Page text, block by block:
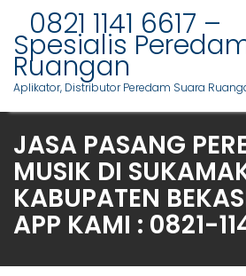
o
t
0821 1141 6617 –
Spesialis
Ruangan
Aplikator, Distributor Peredam Suara
JASA PASANG
MUSIK DI
KABUPATEN
APP KAMI : 0821-